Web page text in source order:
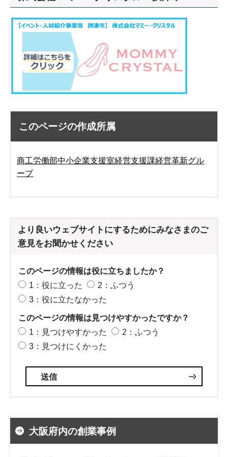
このページの作成所属
商工労働部中小企業支援室経営支援課経営革新グル
ープ
より良いウェブサイトにするためにみなさまのご
意見をお聞かせください
このページの情報は役に立ちましたか？
1：役に立った
2：ふつう
3：役に立たなかった
このページの情報は見つけやすかったですか？
1：見つけやすかった
2：ふつう
3：見つけにくかった
大阪府内の創業事例